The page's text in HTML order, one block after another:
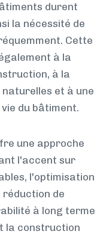
durent
la nécessité de
Cette
à la
à la
et à une
du bâtiment.
une approche
l'accent sur
l'optimisation
de
à long terme
la construction